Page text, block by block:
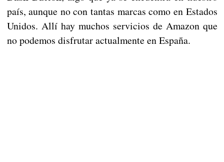
país, aunque no con tantas marcas como en Estados
Unidos. Allí hay muchos servicios de Amazon que
no podemos disfrutar actualmente en España.